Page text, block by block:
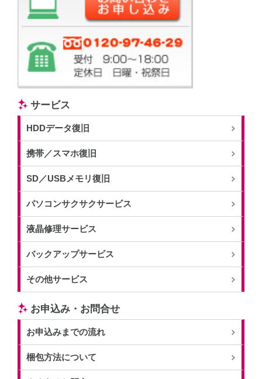
サービス
HDDデータ復旧
携帯／スマホ復旧
SD／USBメモリ復旧
パソコンサクサクサービス
液晶修理サービス
バックアップサービス
その他サービス
お申込み・お問合せ
お申込みまでの流れ
梱包方法について